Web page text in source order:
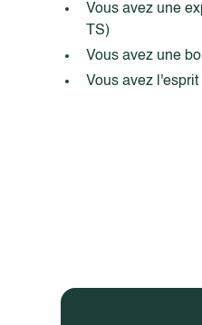
Vous avez une
TS)
Vous avez une
Vous avez